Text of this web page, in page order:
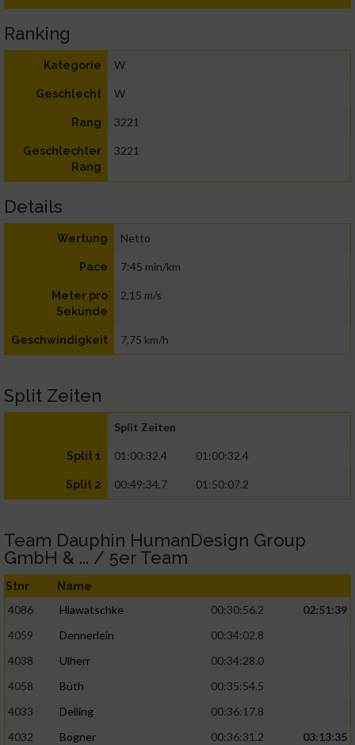
Ranking
Kategorie W
Geschlecht W
Rang 3221
Geschlechter
Rang
3221
Details
Wertung Netto
Pace 7:45 min/km
Meter pro
Sekunde
2,15 m/s
Geschwindigkeit 7,75 km/h
Split Zeiten
Split Zeiten
Split 1 01:00:32.4 01:00:32.4
Split 2 00:49:34.7 01:50:07.2
Team Dauphin HumanDesign Group
GmbH & ... / 5er Team
Stnr Name
4086 Hlawatschke 00:30:56.2
02:51:39
4059
Dennerlein
00:34:02.8
4038
Ulherr
00:34:28.0
4058
Büth
00:35:54.5
4033
Delling
00:36:17.8
4032
Bogner 00:36:31.2
03:13:35